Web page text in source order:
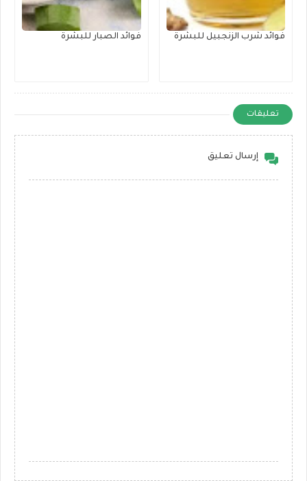
فوائد شرب الزنجبيل للبشرة فوائد الصبار للبشرة
تعليقات
إرسال تعليق